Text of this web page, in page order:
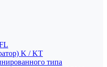
K / KT
типа